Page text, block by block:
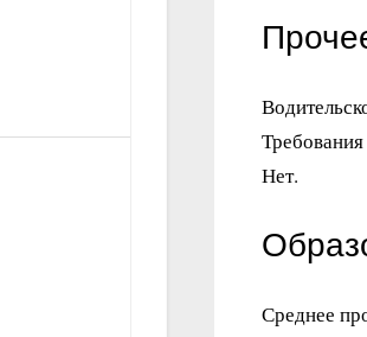
Нет.
Среднее